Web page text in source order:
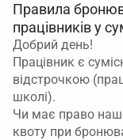
Правила
працівників у
Добрий день!
Працівник є
відстрочкою
школі).
Чи має право
квоту при